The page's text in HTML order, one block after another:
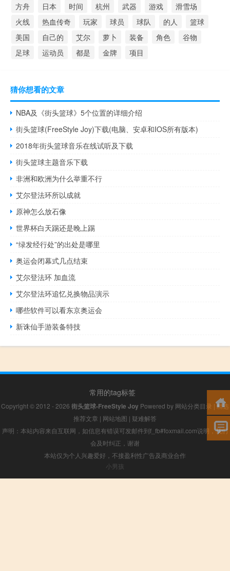
方舟
日本 时间 杭州 武器 游戏
滑雪场
火线
热血传奇 玩家 球员 球队 的人
篮球
美国
自己的 艾尔 萝卜 装备 角色
谷物
足球
运动员 都是 金牌 项目
猜你想看的文章
NBA及《街头篮球》5个位置的详细介绍
街头篮球(FreeStyle Joy)下载(电脑、安卓和IOS所有版本)
2018年街头篮球音乐在线试听及下载
街头篮球主题音乐下载
非洲和欧洲为什么举重不行
艾尔登法环所以成就
原神怎么放石像
世界杯白天踢还是晚上踢
“绿发经行处”的出处是哪里
奥运会闭幕式几点结束
艾尔登法环 加血流
艾尔登法环追忆兑换物品演示
哪些软件可以看东京奥运会
新诛仙手游装备特技
常用的tag标签
Copyright © 2012 - 2026 街头篮球-FreeStyle Joy Powered by 网站分类目录 |精选
推荐文章 | 网站地图 | 疑难解答
声明：本站内容来自互联网，如信息有错误可发邮件到f_fb#foxmail.com说明，我们
会及时纠正，谢谢
本站仅为个人兴趣爱好，不接盈利性广告及商业合作
小男孩